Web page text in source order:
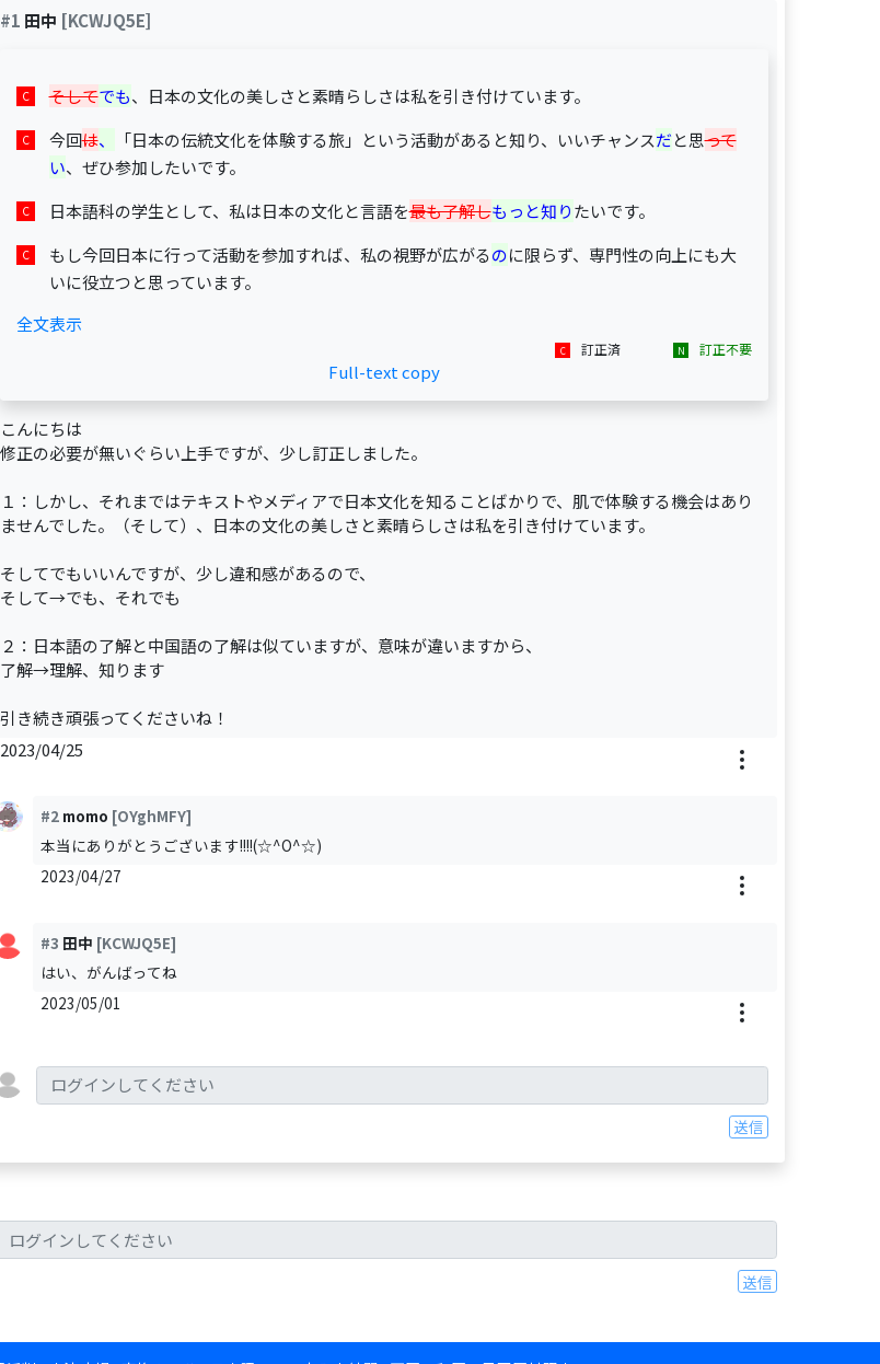
#1 田中 [KCWJQ5E]
そしてでも、日本の文化の美しさと素晴らしさは私を引き付けています。
今回は、 「日本の伝統文化を体験する旅」という活動があると知り、いいチャンスだと思って
い、ぜひ参加したいです。
日本語科の学生として、私は日本の文化と言語を最も了解しもっと知りたいです。
もし今回日本に行って活動を参加すれば、私の視野が広がるのに限らず、専門性の向上にも大
いに役立つと思っています。
全文表示
訂正済 訂正不要
Full-text copy
こんにちは
修正の必要が無いぐらい上手ですが、少し訂正しました。
１：しかし、それまではテキストやメディアで日本文化を知ることばかりで、肌で体験する機会はあり
ませんでした。（そして）、日本の文化の美しさと素晴らしさは私を引き付けています。
そしてでもいいんですが、少し違和感があるので、
そして→でも、それでも
２：日本語の了解と中国語の了解は似ていますが、意味が違いますから、
了解→理解、知ります
引き続き頑張ってくださいね！
2023/04/25
#2 momo [OYghMFY]
本当にありがとうございます!!!!(☆^O^☆)
2023/04/27
#3 田中 [KCWJQ5E]
はい、がんばってね
2023/05/01
送信
送信